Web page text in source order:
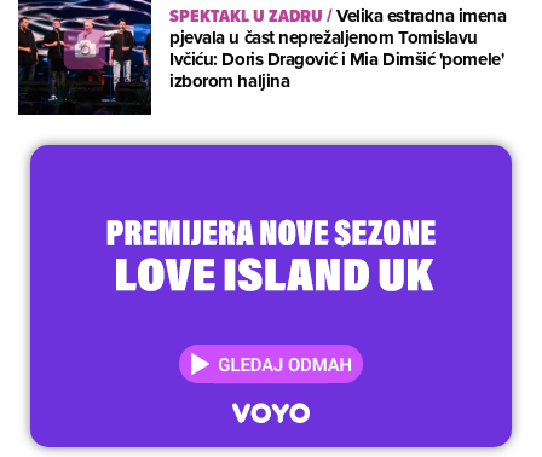
SPEKTAKL U ZADRU/Velika estradna imena
pjevala u čast neprežaljenom Tomislavu
Ivčiću: Doris Dragović i Mia Dimšić 'pomele'
izborom haljina